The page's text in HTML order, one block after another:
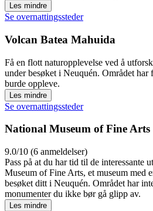
Les mindre
Se overnattingssteder
Volcan Batea Mahuida
Få en flott naturopplevelse ved å
under besøket i Neuquén. Området har
burde oppleve.
Les mindre
Se overnattingssteder
National Museum of Fine Arts
9.0/10 (6 anmeldelser)
Pass på at du har tid til de interessante
Museum of Fine Arts, et museum med
besøket ditt i Neuquén. Området har
monumenter du ikke bør gå glipp av.
Les mindre